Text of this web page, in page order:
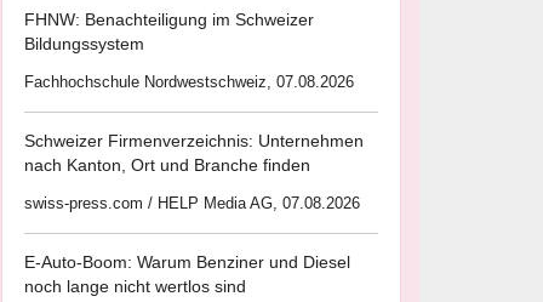
FHNW: Benachteiligung im Schweizer
Bildungssystem
Fachhochschule Nordwestschweiz, 07.08.2026
Schweizer Firmenverzeichnis: Unternehmen
nach Kanton, Ort und Branche finden
swiss-press.com / HELP Media AG, 07.08.2026
E-Auto-Boom: Warum Benziner und Diesel
noch lange nicht wertlos sind